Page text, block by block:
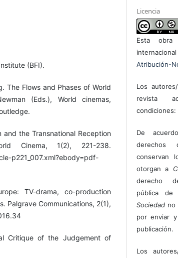
(BFI).
The Flows and Phases of World
(Eds.), World cinemas,
and the Transnational Reception
Cinema, 1(2), 221-238.
p221_007.xml?ebody=pdf-
TV-drama, co-production
Palgrave Communications, 2(1),
Critique of the Judgement of
Licencia
Esta
Atribución-
Los
revista
condiciones:
De
conservan
otorgan a
derecho
pública
Sociedad no
por enviar
publicación.
Los